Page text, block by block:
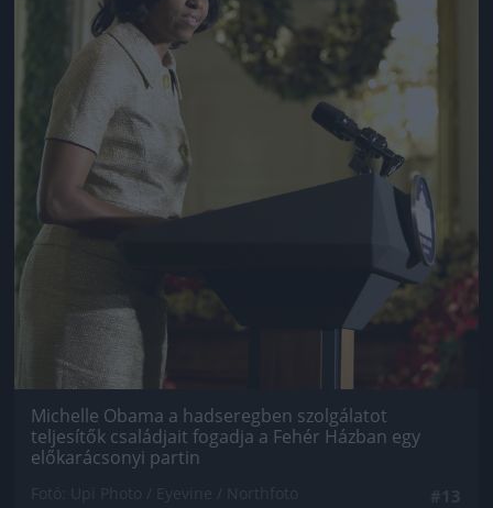
Michelle Obama a hadseregben szolgálatot
teljesítők családjait fogadja a Fehér Házban egy
előkarácsonyi partin